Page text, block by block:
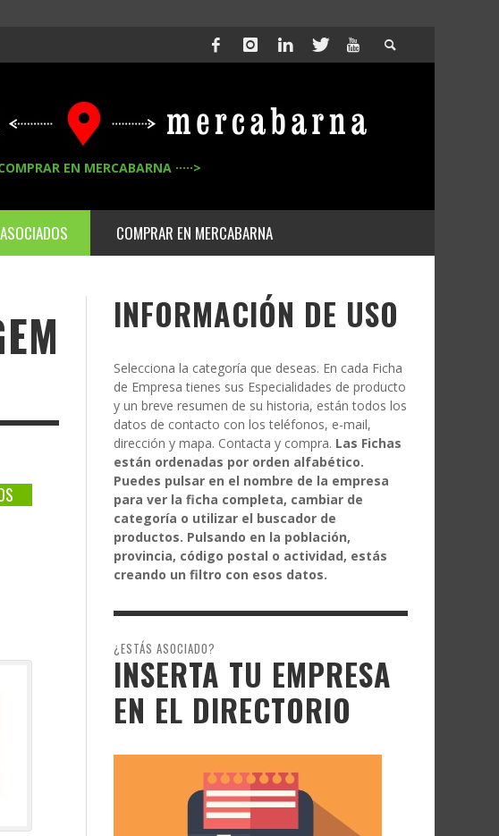
COMPRAR EN MERCABARNA ·····>
COMPRAR EN MERCABARNA
INFORMACIÓN DE USO
Selecciona la categoría que deseas. En cada Ficha
de Empresa tienes sus Especialidades de producto
y un breve resumen de su historia, están todos los
datos de contacto con los teléfonos, e-mail,
dirección y mapa. Contacta y compra. Las Fichas
están ordenadas por orden alfabético.
Puedes pulsar en el nombre de la empresa
para ver la ficha completa, cambiar de
categoría o utilizar el buscador de
productos. Pulsando en la población,
provincia, código postal o actividad, estás
creando un filtro con esos datos.
¿ESTÁS ASOCIADO?
INSERTA TU EMPRESA
EN EL DIRECTORIO